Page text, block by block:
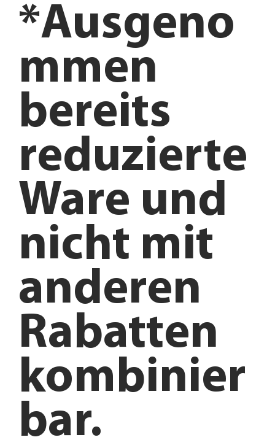
*Ausgeno
mmen
bereits
reduzierte
Ware und
nicht mit
anderen
Rabatten
kombinier
bar.